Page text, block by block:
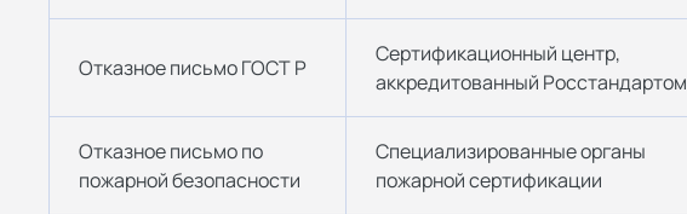
Отказное письмо ГОСТ Р
Сертификационный центр,
аккредитованный Росстандартом
Отказное письмо по
пожарной безопасности
Специализированные органы
пожарной сертификации